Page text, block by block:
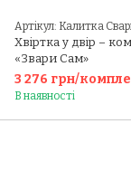
Артікул: Калитка
Хвіртка у двір –
«Звари Сам»
3 276 грн/
В наявності